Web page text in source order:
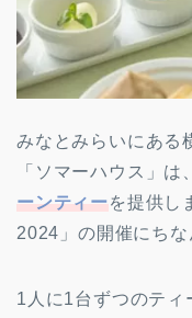
みなとみらいにある
「ソマーハウス」
ーンティーを提供し
2024」の開催にちな
1人に1台ずつのティ